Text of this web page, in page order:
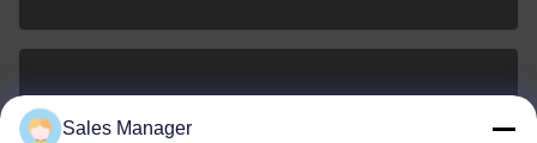
Sales Manager